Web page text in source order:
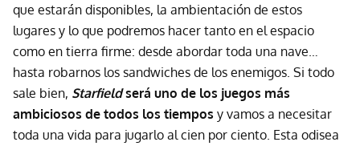
que estarán disponibles, la ambientación de estos
lugares y lo que podremos hacer tanto en el espacio
como en tierra firme: desde abordar toda una nave…
hasta robarnos los sandwiches de los enemigos. Si todo
sale bien, Starfieldserá uno de los juegos más
ambiciosos de todos los tiempos y vamos a necesitar
toda una vida para jugarlo al cien por ciento. Esta odisea